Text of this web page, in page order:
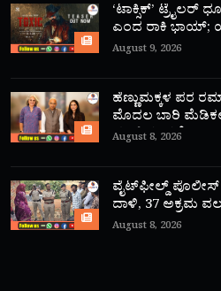
‘ಟಾಕ್ಸಿಕ್’ ಟ್ರೈಲರ್
ಎಂದ ರಾಕಿ ಭಾಯ್;
ಫಿದಾ!
August 9, 2026
ಹೆಣ್ಣುಮಕ್ಕಳ ಪರ
ಮೊದಲ ಬಾರಿ
ಮಾಜಿ ಸಂಸದೆ!
August 8, 2026
ವೈಟ್‌ಫೀಲ್ಡ್
ದಾಳಿ, 37 ಅಕ್ರಮ
August 8, 2026